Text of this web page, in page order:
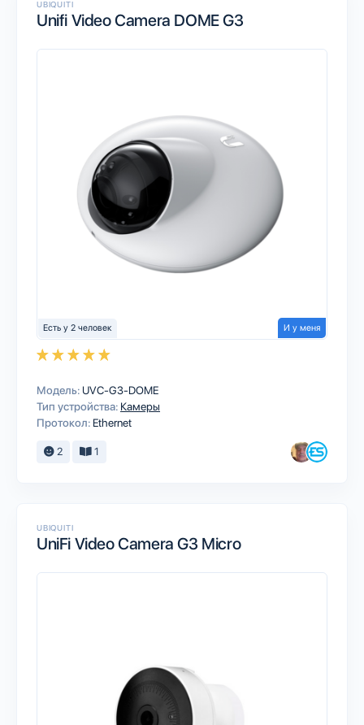
UBIQUITI
Unifi Video Camera DOME G3
Есть у 2 человек И у меня
Модель: UVC‑G3‑DOME
Тип устройства: Камеры
Протокол: Ethernet
2 1
UBIQUITI
UniFi Video Camera G3 Micro